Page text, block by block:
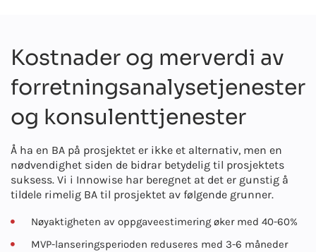
Kostnader og merverdi av
forretningsanalysetjenester
og konsulenttjenester
Å ha en BA på prosjektet er ikke et alternativ, men en
nødvendighet siden de bidrar betydelig til prosjektets
suksess. Vi i Innowise har beregnet at det er gunstig å
tildele rimelig BA til prosjektet av følgende grunner.
Nøyaktigheten av oppgaveestimering øker med 40-60%
MVP-lanseringsperioden reduseres med 3-6 måneder